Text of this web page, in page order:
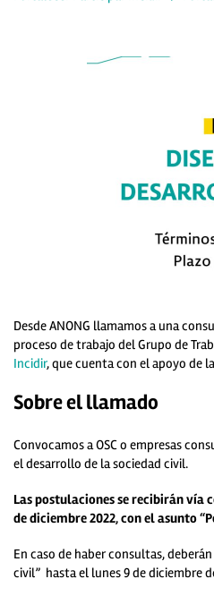
Desde ANONG llamamos a una
proceso de trabajo del Grupo de
Incidir, que cuenta con el apoyo de
Sobre el llamado
Convocamos a OSC o empresas
el desarrollo de la sociedad civil.
Las postulaciones se recibirán vía
de diciembre 2022, con el asunto
En caso de haber consultas,
civil” hasta el lunes 9 de diciembre